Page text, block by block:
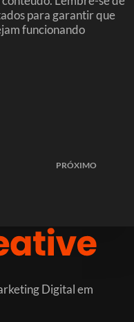
para garantir que
funcionando
PRÓXIMO
Digital em